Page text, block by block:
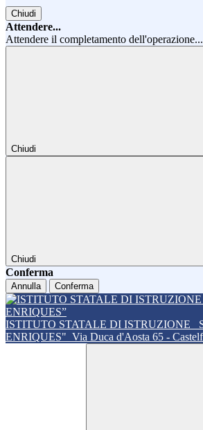
Chiudi
Attendere...
Attendere il completamento dell'operazione...
Chiudi
Chiudi
Conferma
Annulla Conferma
ISTITUTO STATALE DI ISTRUZIONE
ENRIQUES" Via Duca d'Aosta 65 -